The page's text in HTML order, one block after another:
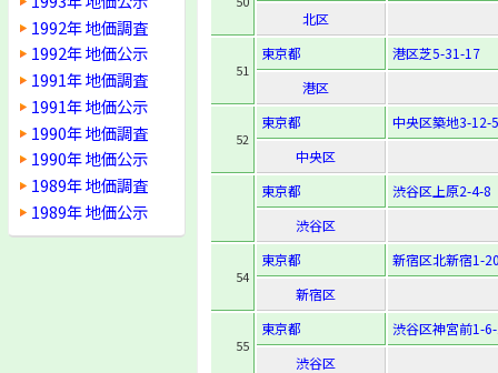
1992年 地価調査
1992年 地価公示
1991年 地価調査
1991年 地価公示
1990年 地価調査
1990年 地価公示
1989年 地価調査
1989年 地価公示
北区
51
東京都
港区芝5-31-17
港区
52
東京都
中央区築地3-12-5
中央区
東京都
渋谷区上原2-4-8
渋谷区
54
東京都
新宿区北新宿1-
新宿区
55
東京都
渋谷区神宮前1-
渋谷区